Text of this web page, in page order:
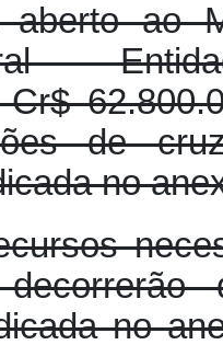
ao
-
de
no
no